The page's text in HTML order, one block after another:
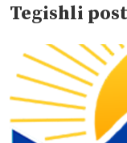
Tegishli